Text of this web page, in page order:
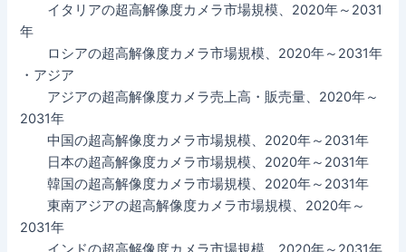
イタリアの超高解像度カメラ市場規模、2020年～2031
年
ロシアの超高解像度カメラ市場規模、2020年～2031年
・アジア
アジアの超高解像度カメラ売上高・販売量、2020年～
2031年
中国の超高解像度カメラ市場規模、2020年～2031年
日本の超高解像度カメラ市場規模、2020年～2031年
韓国の超高解像度カメラ市場規模、2020年～2031年
東南アジアの超高解像度カメラ市場規模、2020年～
2031年